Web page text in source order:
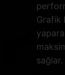
Grafik
sağlar.